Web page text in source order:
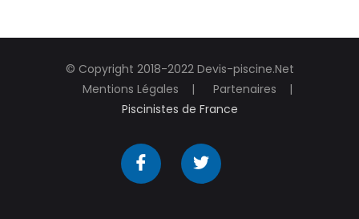
© Copyright 2018-2022 Devis-piscine.Net
Mentions Légales
Partenaires
Piscinistes de France